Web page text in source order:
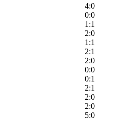
4:0
0:0
1:1
2:0
1:1
2:1
2:0
0:0
0:1
2:1
2:0
2:0
5:0